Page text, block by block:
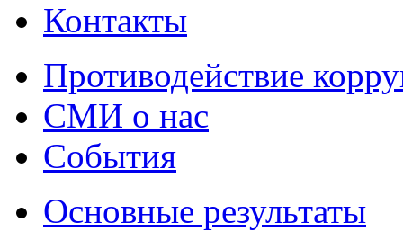
Контакты
Противодействие
СМИ о нас
События
Основные результаты